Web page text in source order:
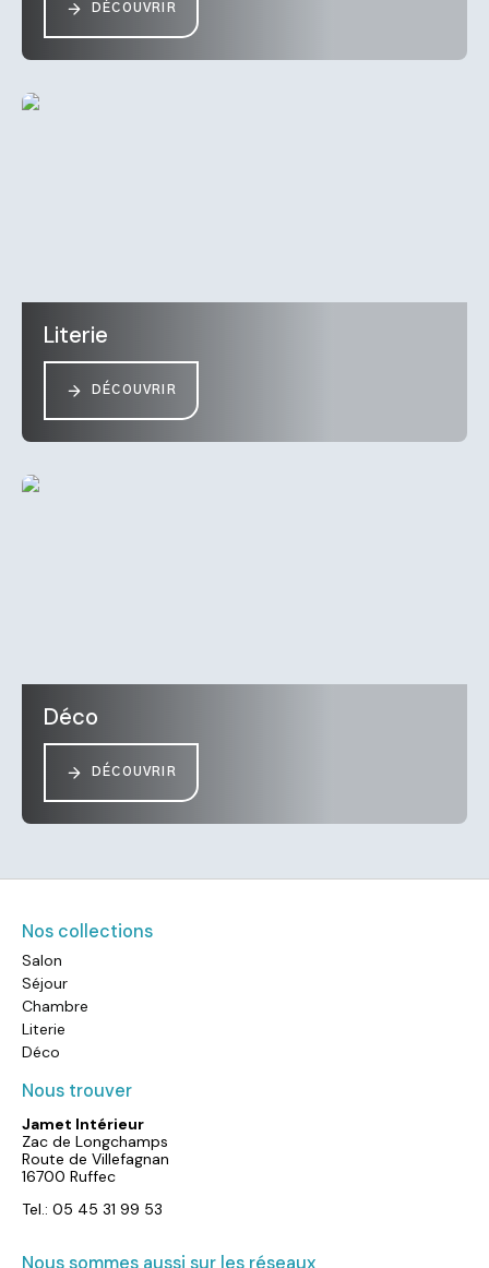
DÉCOUVRIR
Literie
DÉCOUVRIR
Déco
DÉCOUVRIR
Nos collections
Salon
Séjour
Chambre
Literie
Déco
Nous trouver
Jamet Intérieur
Zac de Longchamps
Route de Villefagnan
16700 Ruffec
Tel.: 05 45 31 99 53
Nous sommes aussi sur les réseaux